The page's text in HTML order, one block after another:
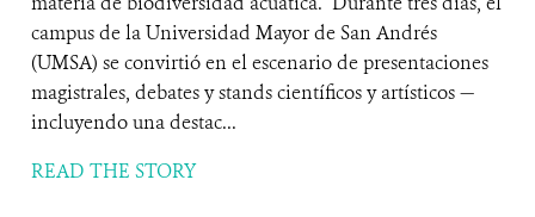
campus de la Universidad Mayor de San Andrés
(UMSA) se convirtió en el escenario de presentaciones
magistrales, debates y stands científicos y artísticos —
incluyendo una destac...
READ THE STORY